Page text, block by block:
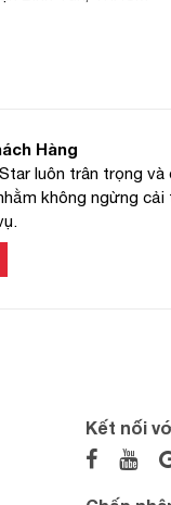
Hàng
luôn trân trọng và
không ngừng cải
Kết nối